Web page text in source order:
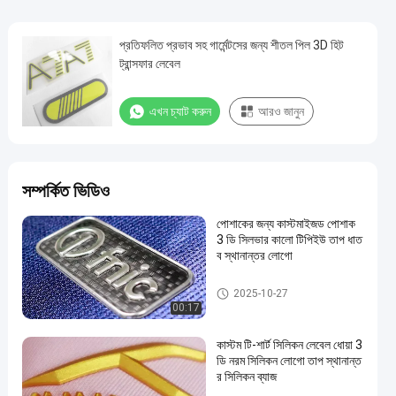
প্রতিফলিত প্রভাব সহ গার্মেন্টসের জন্য শীতল পিল 3D হিট
ট্রান্সফার লেবেল
এখন চ্যাট করুন আরও জানুন
সম্পর্কিত ভিডিও
00:17
পোশাকের জন্য কাস্টমাইজড পোশাক
3 ডি সিলভার কালো টিপিইউ তাপ ধাত
ব স্থানান্তর লোগো
3D উচ্চ ফ্রিকোয়েন্সি TPU ব্যাজ
2025-10-27
কাস্টম টি-শার্ট সিলিকন লেবেল ধোয়া 3
ডি নরম সিলিকন লোগো তাপ স্থানান্ত
র সিলিকন ব্যাজ